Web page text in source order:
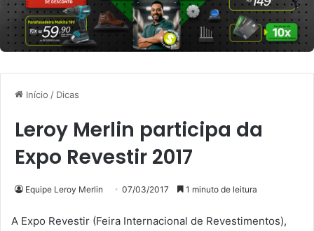
Início / Dicas
Leroy Merlin participa da
Expo Revestir 2017
Equipe Leroy Merlin 07/03/2017 1 minuto de leitura
A Expo Revestir (Feira Internacional de Revestimentos),